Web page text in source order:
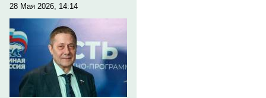
28 Мая 2026, 14:14